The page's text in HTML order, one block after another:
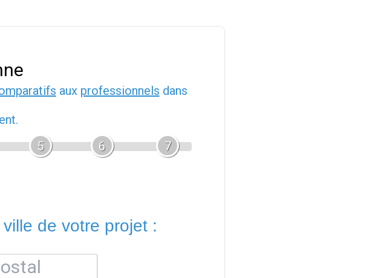
aux professionnels dans
5 6 7
de votre projet :